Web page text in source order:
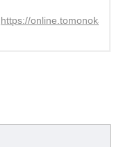
https://